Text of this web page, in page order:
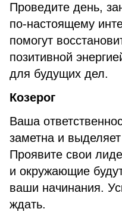
Проведите день,
по-настоящему
помогут
позитивной
для будущих дел.
Козерог
Ваша
заметна и
Проявите свои
и окружающие
ваши начинания.
ждать.